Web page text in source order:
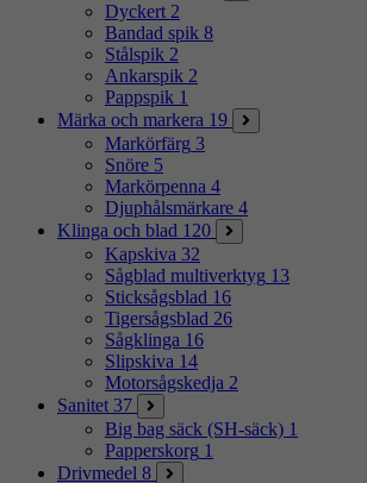
Dyckert 2
Bandad spik 8
Stålspik 2
Ankarspik 2
Pappspik 1
Märka och markera 19
Markörfärg 3
Snöre 5
Markörpenna 4
Djuphålsmärkare 4
Klinga och blad 120
Kapskiva 32
Sågblad multiverktyg 13
Sticksågsblad 16
Tigersågsblad 26
Sågklinga 16
Slipskiva 14
Motorsågskedja 2
Sanitet 37
Big bag säck (SH-säck) 1
Papperskorg 1
Drivmedel 8